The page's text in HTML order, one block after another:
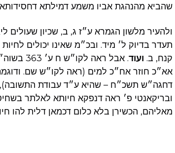
שהביא מהנהגת אביו משמע דמילתא דחסידותא
ולהעיר מלשון הגמרא ע״ז ג, ב, שכיון
תעדר בדיוק ל׳ מיד. ובכ״מ שאינו יכולים
קנח, ב. ועוד
. אבל
אא״כ חוזר אח״כ למים (ראה לקו״ש שם.
דחגה״ש תשכ״ח – שהיא ע״ד עבודת
ובריקאנטי פ׳ ראה דנפקא חיותא לאלתר
מאליהם, הכשירן בלא כלום דכמאן דלית להו